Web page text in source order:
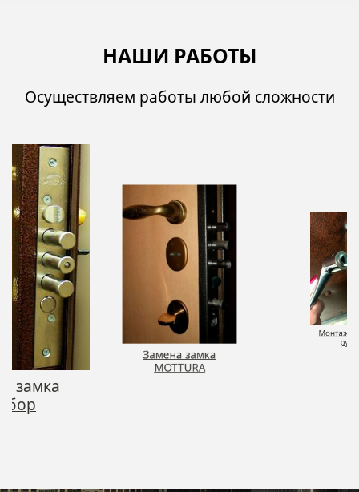
НАШИ РАБОТЫ
Осуществляем работы любой сложности
замка